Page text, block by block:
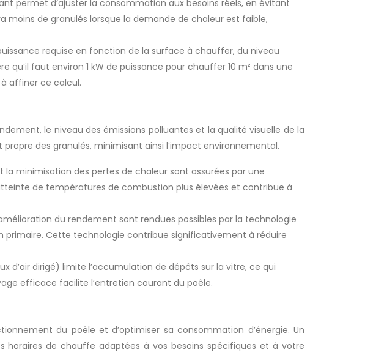
permet d’ajuster la consommation aux besoins réels, en évitant
moins de granulés lorsque la demande de chaleur est faible,
requise en fonction de la surface à chauffer, du niveau
qu’il faut environ 1 kW de puissance pour chauffer 10 m² dans une
affiner ce calcul.
le niveau des émissions polluantes et la qualité visuelle de la
des granulés, minimisant ainsi l’impact environnemental.
la minimisation des pertes de chaleur sont assurées par une
de températures de combustion plus élevées et contribue à
du rendement sont rendues possibles par la technologie
primaire. Cette technologie contribue significativement à réduire
d’air dirigé) limite l’accumulation de dépôts sur la vitre, ce qui
efficace facilite l’entretien courant du poêle.
du poêle et d’optimiser sa consommation d’énergie. Un
de chauffe adaptées à vos besoins spécifiques et à votre